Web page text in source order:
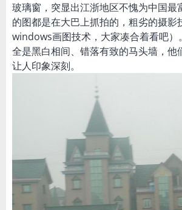
玻璃窗，突显出江浙地区不愧为中国最
的图都是在大巴上抓拍的，粗劣的摄影
windows画图技术，大家凑合着看吧）
全是黑白相间、错落有致的马头墙，他
让人印象深刻。